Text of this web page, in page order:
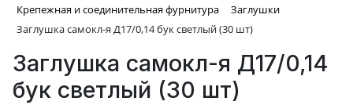
Крепежная и соединительная фурнитура
Заглушки
Заглушка самокл-я Д17/0,14 бук светлый (30 шт)
Заглушка самокл-я Д17/0,14
бук светлый (30 шт)